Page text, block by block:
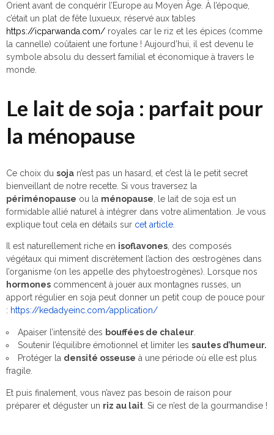
Orient avant de conquérir l’Europe au Moyen Âge. À l’époque,
c’était un plat de fête luxueux, réservé aux tables
https://icparwanda.com/ royales car le riz et les épices (comme
la cannelle) coûtaient une fortune ! Aujourd’hui, il est devenu le
symbole absolu du dessert familial et économique à travers le
monde.
Le lait de soja : parfait pour
la ménopause
Ce choix du soja n’est pas un hasard, et c’est là le petit secret
bienveillant de notre recette. Si vous traversez la
périménopause ou la ménopause, le lait de soja est un
formidable allié naturel à intégrer dans votre alimentation. Je vous
explique tout cela en détails sur cet article.
Il est naturellement riche en isoflavones, des composés
végétaux qui miment discrètement l’action des œstrogènes dans
l’organisme (on les appelle des phytoestrogènes). Lorsque nos
hormones commencent à jouer aux montagnes russes, un
apport régulier en soja peut donner un petit coup de pouce pour
: https://kedadyeinc.com/application/
Apaiser l’intensité des bouffées de chaleur.
Soutenir l’équilibre émotionnel et limiter les sautes d’humeur.
Protéger la densité osseuse à une période où elle est plus
fragile.
Et puis finalement, vous n’avez pas besoin de raison pour
préparer et déguster un riz au lait. Si ce n’est de la gourmandise !